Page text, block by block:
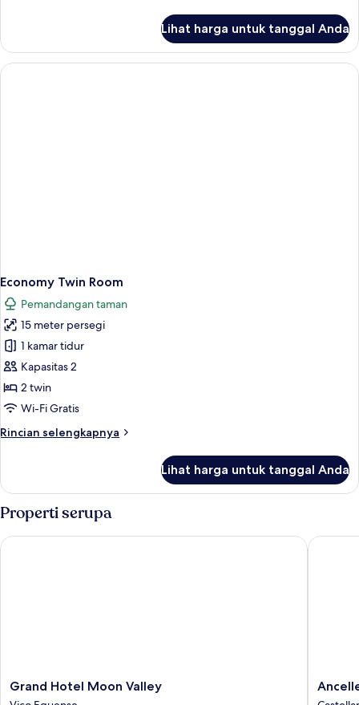
Kamar
Double
Basic
Lihat harga untuk tanggal Anda
Economy Twin Room
Pemandangan taman
15 meter persegi
1 kamar tidur
Kapasitas 2
2 twin
Wi-Fi Gratis
Rincian selengkapnya
Rincian
Economy
Twin
Room
Lihat harga untuk tanggal Anda
Properti serupa
Grand
Hotel
Grand Hotel Moon Valley
Grand Hotel Moon Valley
Ancelle
Ancelle